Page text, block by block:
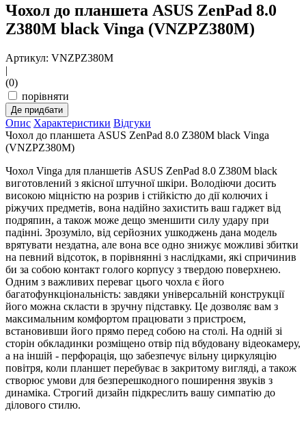
Чохол до планшета ASUS ZenPad 8.0
Z380M black Vinga (VNZPZ380M)
Артикул: VNZPZ380M
|
(0)
порівняти
Де придбати
Опис Характеристики Відгуки
Чохол до планшета ASUS ZenPad 8.0 Z380M black Vinga
(VNZPZ380M)
Чохол Vinga для планшетів ASUS ZenPad 8.0 Z380M black
виготовлений з якісної штучної шкіри. Володіючи досить
високою міцністю на розрив і стійкістю до дії колючих і
ріжучих предметів, вона надійно захистить ваш гаджет від
подряпин, а також може дещо зменшити силу удару при
падінні. Зрозуміло, від серйозних ушкоджень дана модель
врятувати нездатна, але вона все одно знижує можливі збитки
на певний відсоток, в порівнянні з наслідками, які спричинив
би за собою контакт голого корпусу з твердою поверхнею.
Одним з важливих переваг цього чохла є його
багатофункціональність: завдяки універсальній конструкції
його можна скласти в зручну підставку. Це дозволяє вам з
максимальним комфортом працювати з пристроєм,
встановивши його прямо перед собою на столі. На одній зі
сторін обкладинки розміщено отвір під вбудовану відеокамеру,
а на іншій - перфорація, що забезпечує вільну циркуляцію
повітря, коли планшет перебуває в закритому вигляді, а також
створює умови для безперешкодного поширення звуків з
динаміка. Строгий дизайн підкреслить вашу симпатію до
ділового стилю.